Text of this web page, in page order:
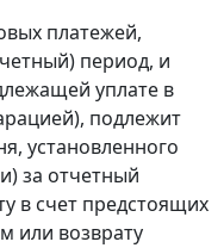
платежей,
период, и
уплате в
подлежит
установленного
за отчетный
в счет предстоящих
или возврату